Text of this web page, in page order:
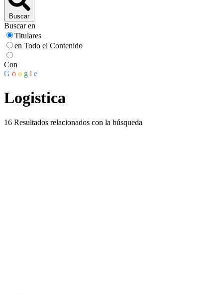
Buscar
Buscar en
Titulares
en Todo el Contenido
Con
G o o g l e
Logistica
16 Resultados relacionados con la búsqueda